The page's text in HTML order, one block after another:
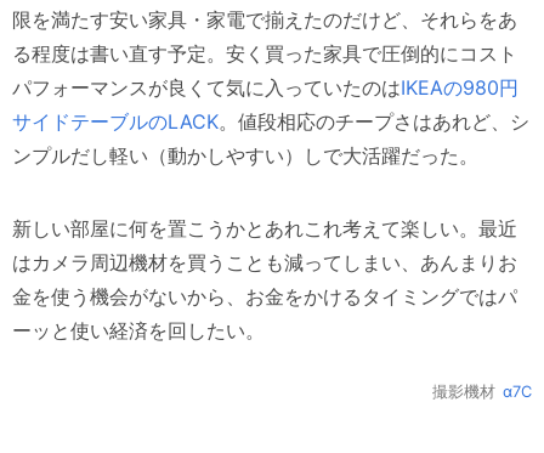
限を満たす安い家具・家電で揃えたのだけど、それらをあ
る程度は書い直す予定。安く買った家具で圧倒的にコスト
パフォーマンスが良くて気に入っていたのはIKEAの980円
サイドテーブルのLACK。値段相応のチープさはあれど、シ
ンプルだし軽い（動かしやすい）しで大活躍だった。
新しい部屋に何を置こうかとあれこれ考えて楽しい。最近
はカメラ周辺機材を買うことも減ってしまい、あんまりお
金を使う機会がないから、お金をかけるタイミングではパ
ーッと使い経済を回したい。
撮影機材 α7C